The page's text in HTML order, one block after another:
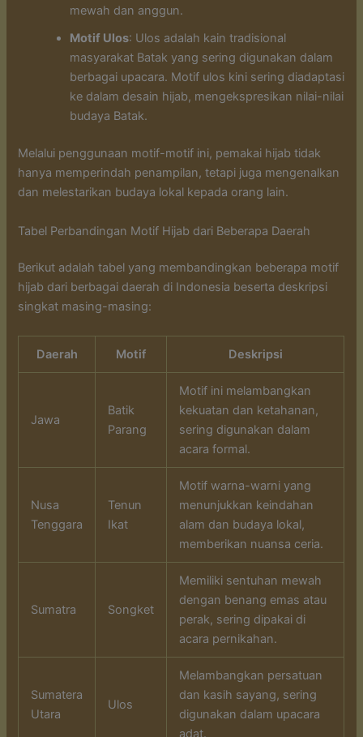
mewah dan anggun.
Motif Ulos: Ulos adalah kain tradisional
masyarakat Batak yang sering digunakan dalam
berbagai upacara. Motif ulos kini sering diadaptasi
ke dalam desain hijab, mengekspresikan nilai-nilai
budaya Batak.
Melalui penggunaan motif-motif ini, pemakai hijab tidak
hanya memperindah penampilan, tetapi juga mengenalkan
dan melestarikan budaya lokal kepada orang lain.
Tabel Perbandingan Motif Hijab dari Beberapa Daerah
Berikut adalah tabel yang membandingkan beberapa motif
hijab dari berbagai daerah di Indonesia beserta deskripsi
singkat masing-masing:
Daerah Motif Deskripsi
Jawa
Batik
Parang
Motif ini melambangkan
kekuatan dan ketahanan,
sering digunakan dalam
acara formal.
Nusa
Tenggara
Tenun
Ikat
Motif warna-warni yang
menunjukkan keindahan
alam dan budaya lokal,
memberikan nuansa ceria.
Sumatra Songket
Memiliki sentuhan mewah
dengan benang emas atau
perak, sering dipakai di
acara pernikahan.
Sumatera
Utara
Ulos
Melambangkan persatuan
dan kasih sayang, sering
digunakan dalam upacara
adat.